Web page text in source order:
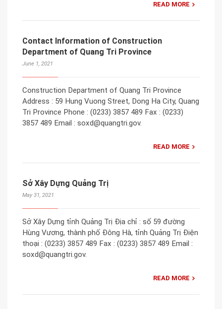
READ MORE
Contact Information of Construction
Department of Quang Tri Province
June 1, 2021
Construction Department of Quang Tri Province
Address : 59 Hung Vuong Street, Dong Ha City, Quang
Tri Province Phone : (0233) 3857 489 Fax : (0233)
3857 489 Email : soxd@quangtri.gov.
READ MORE
Sở Xây Dựng Quảng Trị
May 31, 2021
Sở Xây Dựng tỉnh Quảng Trị Địa chỉ : số 59 đường
Hùng Vương, thành phố Đông Hà, tỉnh Quảng Trị Điện
thoại : (0233) 3857 489 Fax : (0233) 3857 489 Email :
soxd@quangtri.gov.
READ MORE